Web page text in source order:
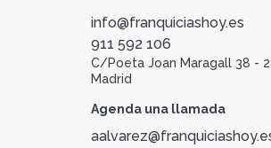
info@franquiciashoy.es
911 592 106
C/Poeta Joan Maragall 38 -
Madrid
Agenda una llamada